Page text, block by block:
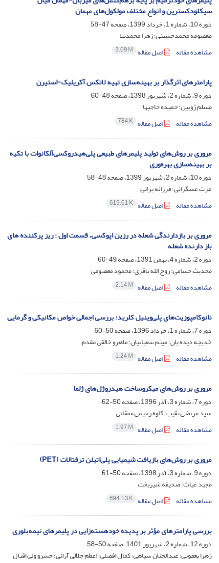
سیکلودکسترین و انواع مختلف مولکول‌های مهمان
دوره 10، شماره 1، خرداد 1399، صفحه
47-58
معصومه محمدحسینی؛ زهرا محمدنیا
مشاهده مقاله
اصل مقاله 3.09 M
پارامترهای اثرگذار بر بهینه‌‌سازی تهیه لاتکس آکریلیک-استیرن
دوره 9، شماره 2، شهریور 1398، صفحه
48-60
مسلم ژوبین؛ حمیده حاجیها
مشاهده مقاله
اصل مقاله 784 K
مروری بر روش‌های تولید پلیمرهای طبیعی پلی‌هیدروکسی‌آلکانوات‌ با تکیه
بر بهینه‌سازی بهره‌وری
دوره 10، شماره 2، شهریور 1399، صفحه
48-58
عزت عسگرانی؛ فرزانه براتی
مشاهده مقاله
اصل مقاله 619.61 K
مروری بر بازدارندگی شعله در رزین اپوکسی، قسمت اول : ریز پرکننده های
باز دارنده شعله
دوره 2، شماره 4، بهمن 1391، صفحه
49-60
محدیث حسامی؛ روح الله باقری؛ محمود معصومی
مشاهده مقاله
اصل مقاله 2.14 M
نانوکامپوزیت‌های پلی‌وینیل کلرید: بررسی اجمالی خواص مکانیکی و گرمایی
دوره 7، شماره 1، خرداد 1396، صفحه
50-60
خدیجه دیده بان؛ میثم شعبانیان؛ ماهرو خالقی مقدم
مشاهده مقاله
اصل مقاله 1.24 M
مروری بر روش‌های میکروساخت هیدروژل‌های ژلما
دوره 7، شماره 3، آذر 1396، صفحه
50-62
سید مرتضی نقیب؛ کاوه رحیمی ممقانی
مشاهده مقاله
اصل مقاله 1.97 M
مروری بر روش‌های بازیافت شیمیایی پلی‌اتیلن ‌ترفتالات (PET)
دوره 9، شماره 3، آذر 1398، صفحه
50-61
مجید غیاث؛ صدیقه شیربخت
مشاهده مقاله
اصل مقاله 694.13 K
بررسی پارامترهای مؤثر بر پدیده خودهسته‌زایی در پلیمرهای نیمه‌بلوری
دوره 12، شماره 2، شهریور 1401، صفحه
50-58
زهرا یعقوبی؛ عبدالحنان سپاهی؛ کمال افضلی؛ اعظم جلالی آرانی؛ خسرو ولی اقبال